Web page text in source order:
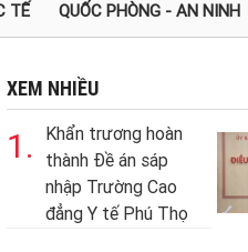
TẾ QUỐC PHÒNG - AN NINH
XEM NHIỀU
1.
Khẩn trương hoàn
thành Đề án sáp
nhập Trường Cao
đẳng Y tế Phú Thọ